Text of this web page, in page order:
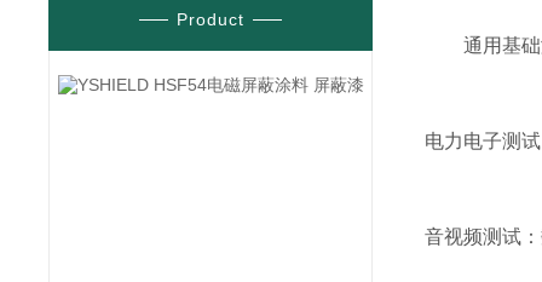
Product
通用基
电力电子测
音视频测试